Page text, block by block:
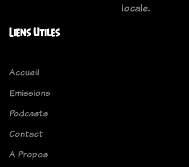
locale.
Liens Utiles
Accueil
Emissions
Podcasts
Contact
A Propos